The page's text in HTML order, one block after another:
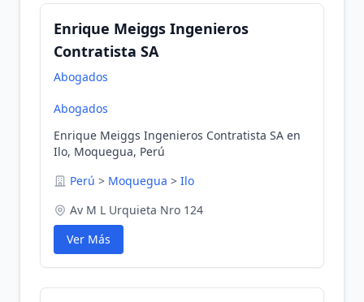
Enrique Meiggs Ingenieros
Contratista SA
Abogados
Abogados
Enrique Meiggs Ingenieros Contratista SA en
Ilo, Moquegua, Perú
Perú > Moquegua > Ilo
Av M L Urquieta Nro 124
Ver Más